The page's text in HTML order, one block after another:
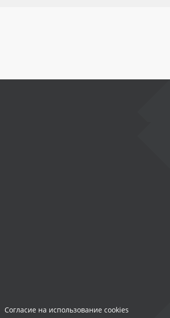
Согласие на использование cookies